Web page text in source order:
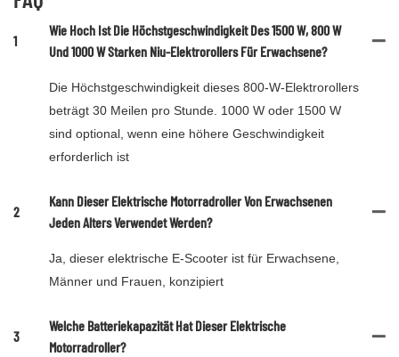
1
Wie Hoch Ist Die Höchstgeschwindigkeit Des 1500 W, 800 W
Und 1000 W Starken Niu-Elektrorollers Für Erwachsene?
Die Höchstgeschwindigkeit dieses 800-W-Elektrorollers
beträgt 30 Meilen pro Stunde. 1000 W oder 1500 W
sind optional, wenn eine höhere Geschwindigkeit
erforderlich ist
2
Kann Dieser Elektrische Motorradroller Von Erwachsenen
Jeden Alters Verwendet Werden?
Ja, dieser elektrische E-Scooter ist für Erwachsene,
Männer und Frauen, konzipiert
3
Welche Batteriekapazität Hat Dieser Elektrische
Motorradroller?